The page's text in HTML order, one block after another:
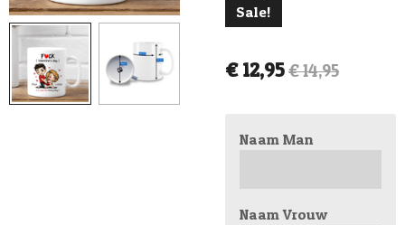
Sale!
€ 12,95€ 14,95
Naam Man
Naam Vrouw